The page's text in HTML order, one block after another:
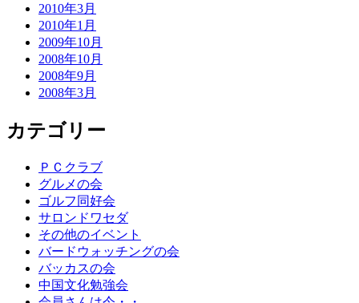
2010年3月
2010年1月
2009年10月
2008年10月
2008年9月
2008年3月
カテゴリー
ＰＣクラブ
グルメの会
ゴルフ同好会
サロンドワセダ
その他のイベント
バードウォッチングの会
バッカスの会
中国文化勉強会